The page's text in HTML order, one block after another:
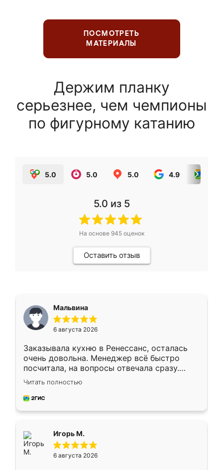
ПОСМОТРЕТЬ
МАТЕРИАЛЫ
Держим планку
серьезнее, чем чемпионы
по фигурному катанию
5.0 5.0 5.0 4.9
5.0 из 5
На основе 945оценок
Оставить отзыв
Мальвина
6 августа 2026
Заказывала кухню в Ренессанс, осталась
очень довольна. Менеджер всё быстро
посчитала, на вопросы отвечала сразу.
Замерщик приехал в субботу, подошёл к
делу со всей ответственностью. Собрали
за день, ребята работали аккуратно, даже
Читать полностью
Игорь М.
6 августа 2026